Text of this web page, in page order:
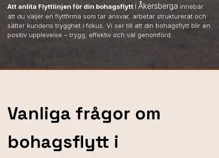
Att anlita Flyttlinjen för din bohagsflytti Åkersberga innebär
att du väljer en flyttfirma som tar ansvar, arbetar strukturerat och
sätter kundens trygghet i fokus. Vi ser till att din bohagsflytt blir en
positiv upplevelse – trygg, effektiv och väl genomförd.
Vanliga frågor om
bohagsflytt i